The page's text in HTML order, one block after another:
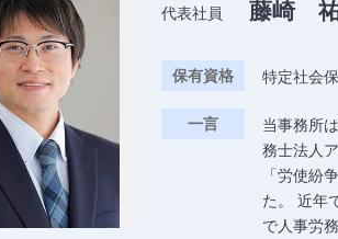
代表社員 藤崎
保有資格 特定社会
一言
当事務所
務士法人
「労使紛
た。 近年
で人事労